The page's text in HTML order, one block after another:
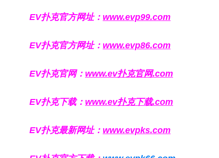
EV扑克官方网址： www.evp99.com
EV扑克官方网址： www.evp86.com
EV扑克官网： www.ev扑克官网.com
EV扑克下载： www.ev扑克下载.com
EV扑克最新网址： www.evpks.com